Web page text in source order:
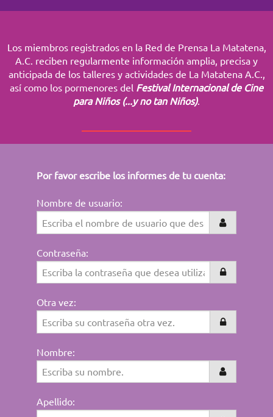
Los miembros registrados en la Red de Prensa La Matatena,
A.C. reciben regularmente información amplia, precisa y
anticipada de los talleres y actividades de La Matatena A.C.,
así como los pormenores del Festival Internacional de Cine
para Niños (...y no tan Niños).
Por favor escribe los informes de tu cuenta:
Nombre de usuario:
Contraseña:
Otra vez:
Nombre:
Apellido: